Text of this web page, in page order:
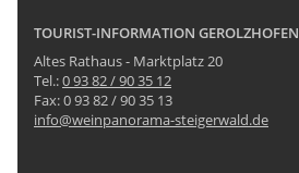
TOURIST-INFORMATION GEROLZHOFEN
Altes Rathaus - Marktplatz 20
Tel.:0 93 82 / 90 35 12
Fax: 0 93 82 / 90 35 13
info@weinpanorama-steigerwald.de